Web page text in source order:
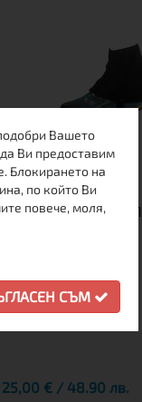
ГЕТИ КОРДУРА ЗА
L S М
25,00 € / 48.90 лв.
Вашето
Ви предоставим
Блокирането на
по който Ви
повече, моля,
СЪМ